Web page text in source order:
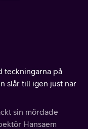
teckningarna på
slår till igen just när
sin mördade
Hansaem